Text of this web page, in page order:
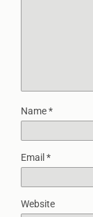
Name*
Email *
Website